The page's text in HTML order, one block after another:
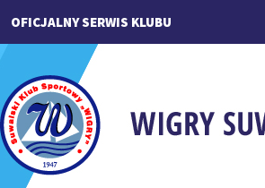
OFICJALNY SERWIS KLUBU